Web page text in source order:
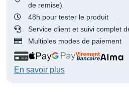
de remise)
48h pour tester le produit
Service client et suivi complet
Multiples modes de paiement
En savoir plus